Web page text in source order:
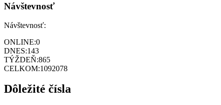
Návštevnosť
Návštevnosť:
ONLINE:0
DNES:143
TÝŽDEŇ:865
CELKOM:1092078
Dôležité čísla